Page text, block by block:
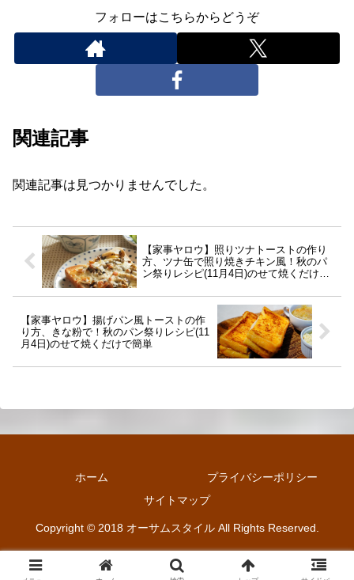
フォローはこちらからどうぞ
関連記事
関連記事は見つかりませんでした。
【家事ヤロウ】照りツナトーストの作り
方、ツナ缶で照り焼きチキン風！秋のパ
ン祭りレシピ(11月4日)のせて焼くだけで
【家事ヤロウ】揚げパン風トーストの作
り方、きな粉で！秋のパン祭りレシピ(11
月4日)のせて焼くだけで簡単
ホーム
プライバシーポリシー
サイトマップ
Copyright © 2018 オーサムスタイル All Rights Reserved.